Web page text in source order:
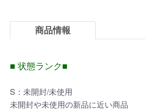
商品情報
■ 状態ランク■
S：未開封/未使用
未開封や未使用の新品に近い商品